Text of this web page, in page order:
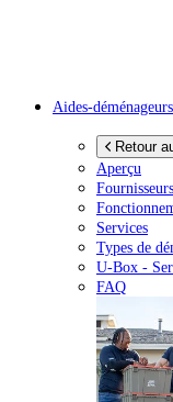
Aides-déménageurs
Retour
Aperçu
Services
Types de
U-Box -
FAQ